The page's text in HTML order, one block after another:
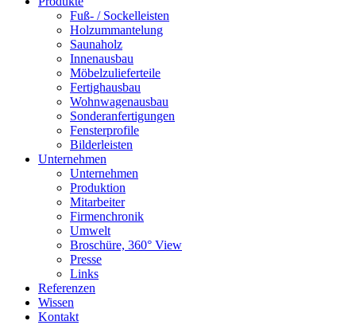
Fuß- / Sockelleisten
Holzummantelung
Saunaholz
Innenausbau
Möbelzulieferteile
Fertighausbau
Wohnwagenausbau
Sonderanfertigungen
Fensterprofile
Bilderleisten
Unternehmen
Unternehmen
Produktion
Mitarbeiter
Firmenchronik
Umwelt
Broschüre, 360° View
Presse
Links
Referenzen
Wissen
Kontakt